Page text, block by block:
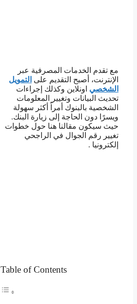
مع تقدم الخدمات المصرفية عبر
الإنترنت، أصبح التقديم على التمويل
الشخصي اونلاين وكذلك إجراءات
تحديث البيانات وتغيير المعلومات
الشخصية بالبنوك أمراً أكثر سهولة
ويسرًا دون الحاجة إلى زيارة البنك.
حيث سيكون مقالنا هنا حول خطوات
تغيير رقم الجوال في الراجحي
إلكترونيا .
Table of Contents